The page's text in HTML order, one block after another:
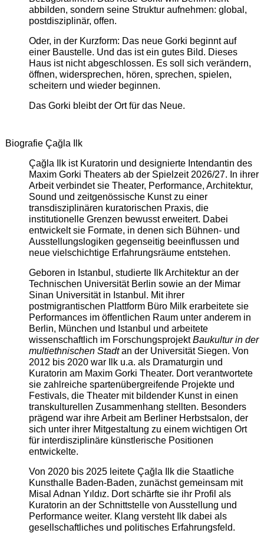
abbilden, sondern seine Struktur aufnehmen: global,
postdisziplinär, offen.
Oder, in der Kurzform: Das neue Gorki beginnt auf
einer Baustelle. Und das ist ein gutes Bild. Dieses
Haus ist nicht abgeschlossen. Es soll sich verändern,
öffnen, widersprechen, hören, sprechen, spielen,
scheitern und wieder beginnen.
Das Gorki bleibt der Ort für das Neue.
Biografie Çağla Ilk
Çağla Ilk ist Kuratorin und designierte Intendantin des
Maxim Gorki Theaters ab der Spielzeit 2026/27. In ihrer
Arbeit verbindet sie Theater, Performance, Architektur,
Sound und zeitgenössische Kunst zu einer
transdisziplinären kuratorischen Praxis, die
institutionelle Grenzen bewusst erweitert. Dabei
entwickelt sie Formate, in denen sich Bühnen- und
Ausstellungslogiken gegenseitig beeinflussen und
neue vielschichtige Erfahrungsräume entstehen.
Geboren in Istanbul, studierte Ilk Architektur an der
Technischen Universität Berlin sowie an der Mimar
Sinan Universität in Istanbul. Mit ihrer
postmigrantischen Plattform Büro Milk erarbeitete sie
Performances im öffentlichen Raum unter anderem in
Berlin, München und Istanbul und arbeitete
wissenschaftlich im ForschungsprojektBaukultur in der
multiethnischen Stadtan der Universität Siegen. Von
2012 bis 2020 war Ilk u.a. als Dramaturgin und
Kuratorin am Maxim Gorki Theater. Dort verantwortete
sie zahlreiche spartenübergreifende Projekte und
Festivals, die Theater mit bildender Kunst in einen
transkulturellen Zusammenhang stellten. Besonders
prägend war ihre Arbeit am Berliner Herbstsalon, der
sich unter ihrer Mitgestaltung zu einem wichtigen Ort
für interdisziplinäre künstlerische Positionen
entwickelte.
Von 2020 bis 2025 leitete Çağla Ilk die Staatliche
Kunsthalle Baden-Baden, zunächst gemeinsam mit
Misal Adnan Yıldız. Dort schärfte sie ihr Profil als
Kuratorin an der Schnittstelle von Ausstellung und
Performance weiter. Klang versteht Ilk dabei als
gesellschaftliches und politisches Erfahrungsfeld.